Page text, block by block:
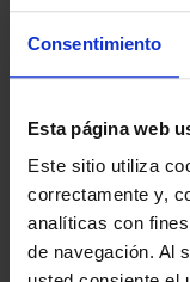
Consentimiento
Esta página web
Este sitio utiliza
correctamente y,
analíticas con
de navegación. Al
IDROMEC SPA:
tratamiento de
1 de agosto